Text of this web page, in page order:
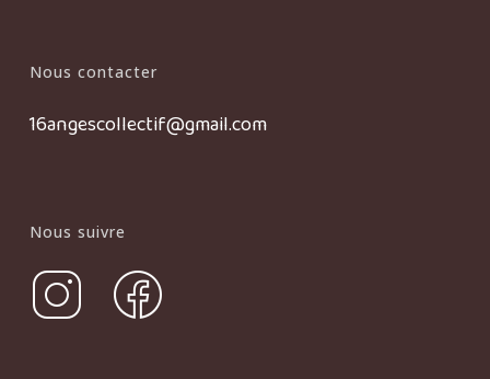
Nous contacter
16angescollectif@gmail.com
Nous suivre